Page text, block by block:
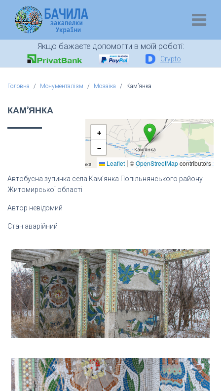
Якщо бажаєте допомогти в моїй роботі:
Crypto
Головна Монументалізм Мозаїка Кам’янка
КАМ’ЯНКА
+
−
Leaflet | ©OpenStreetMapcontributors
Автобусна зупинка села Кам’янка Попільнянського району
Житомирської області
Автор невідомий
Стан аварійний